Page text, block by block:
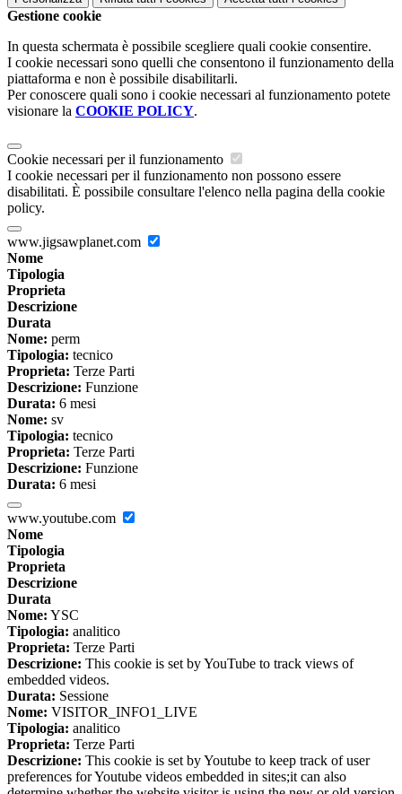
Gestione cookie
In questa schermata è possibile scegliere quali cookie consentire.
I cookie necessari sono quelli che consentono il funzionamento della
piattaforma e non è possibile disabilitarli.
Per conoscere quali sono i cookie necessari al funzionamento potete
visionare la COOKIE POLICY.
Cookie necessari per il funzionamento
I cookie necessari per il funzionamento non possono essere
disabilitati. È possibile consultare l'elenco nella pagina della cookie
policy.
www.jigsawplanet.com
Nome
Tipologia
Proprieta
Descrizione
Durata
Nome: perm
Tipologia: tecnico
Proprieta: Terze Parti
Descrizione: Funzione
Durata: 6 mesi
Nome: sv
Tipologia: tecnico
Proprieta: Terze Parti
Descrizione: Funzione
Durata: 6 mesi
www.youtube.com
Nome
Tipologia
Proprieta
Descrizione
Durata
Nome: YSC
Tipologia: analitico
Proprieta: Terze Parti
Descrizione: This cookie is set by YouTube to track views of
embedded videos.
Durata: Sessione
Nome: VISITOR_INFO1_LIVE
Tipologia: analitico
Proprieta: Terze Parti
Descrizione: This cookie is set by Youtube to keep track of user
preferences for Youtube videos embedded in sites;it can also